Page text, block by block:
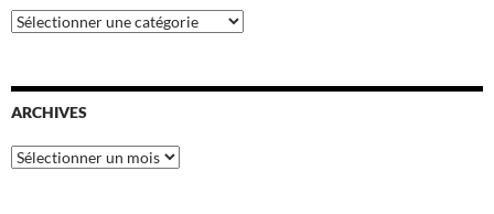
Catégories
ARCHIVES
Archives